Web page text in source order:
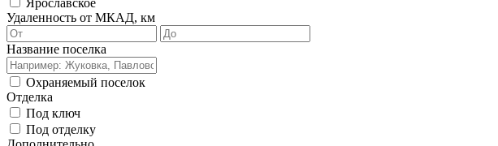
Ярославское
Удаленность от МКАД, км
Название поселка
Охраняемый поселок
Отделка
Под ключ
Под отделку